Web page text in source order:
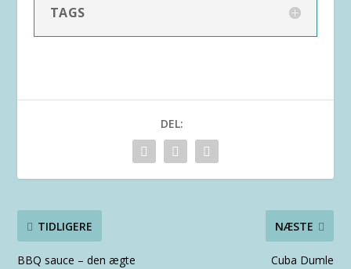
TAGS
DEL:
TIDLIGERE
BBQ sauce – den ægte
NÆSTE
Cuba Dumle